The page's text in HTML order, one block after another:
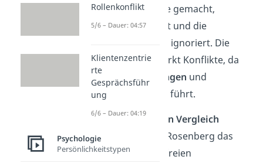
werden oft Vorwürfe gemacht,
Forderungen gestellt und die
Bedürfnisse anderer ignoriert. Die
Wolfssprache verstärkt Konflikte, da
sie zu
Abwehrhaltungen und
Missverständnissen
führt.
Mit diesembildlichen Vergleich
erklärte Marshall B. Rosenberg das
Konzept der Gewaltfreien
Rollenkonflikt
5/6 – Dauer: 04:57
Klientenzentrie
rte
Gesprächsführ
ung
6/6 – Dauer: 04:19
Psychologie
Persönlichkeitstypen